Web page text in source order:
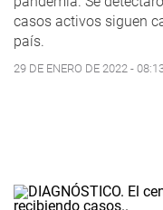
casos activos siguen
país.
29 DE ENERO DE 2022 -